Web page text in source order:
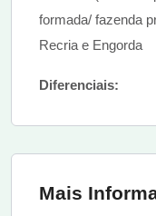
formada/ fazenda
Recria e Engorda
Diferenciais:
Mais